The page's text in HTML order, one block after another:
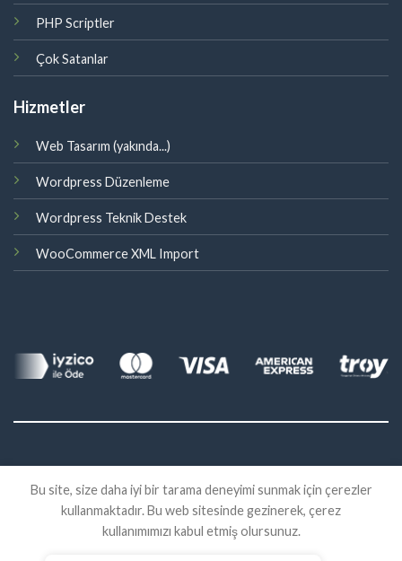
PHP Scriptler
Çok Satanlar
Hizmetler
Web Tasarım (yakında...)
Wordpress Düzenleme
Wordpress Teknik Destek
WooCommerce XML Import
©
2026 Eklenti Market
İADE SATIŞ SÖZLEŞMESI KVKK
Bu site, size daha iyi bir tarama deneyimi sunmak için çerezler
kullanmaktadır. Bu web sitesinde gezinerek, çerez
kullanımımızı kabul etmiş olursunuz.